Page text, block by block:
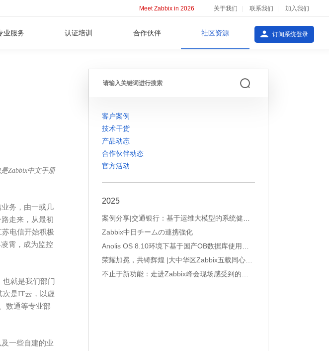
Meet Zabbix in 2026 关于我们 联系我们 加入我们
业服务 认证培训 合作伙伴 社区资源 订阅系统登录
客户案例
技术干货
产品动态
合作伙伴动态
官方活动
2025
案例分享|交通银行：基于运维大模型的系统健康巡检与告警处理智能化实践
Zabbix中日チームの連携強化
Anolis OS 8.10环境下基于国产OB数据库使用阿里镜像源yum安装Zabbix 8.0
荣耀加冕，共铸辉煌 |大中华区Zabbix五载同心伙伴奖荣誉属于他们！
不止于新功能：走进Zabbix峰会现场感受到的社区脉搏和未来方向
Zabbix中文手册
务，由一或几
走来，从最初
电信开始积极
霄，成为监控
也就是我们部门
次是IT云，以虚
数通等专业部
一些自建的业